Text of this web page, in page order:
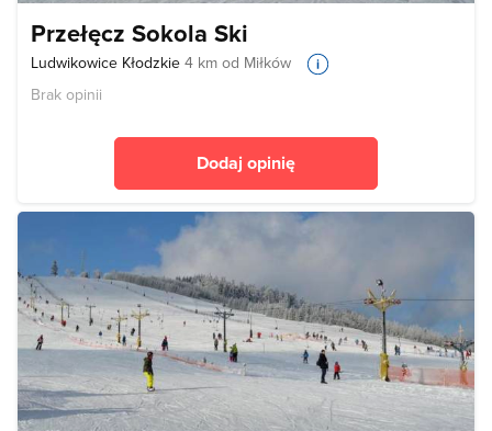
Przełęcz Sokola Ski
Ludwikowice Kłodzkie 4 km od Miłków
Brak opinii
Dodaj opinię